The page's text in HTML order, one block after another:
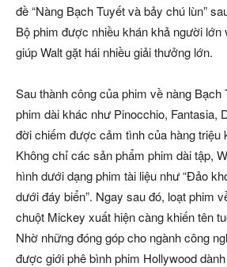
đề “Nàng Bạch Tuyết và bảy chú lùn”
Bộ phim được nhiều khán khả người lớn
giúp Walt gặt hái nhiều giải thưởng lớn.
Sau thành công của phim về nàng Bạch
phim dài khác như Pinocchio, Fantasia,
đời chiếm được cảm tình của hàng triệu
Không chỉ các sản phẩm phim dài tập,
hình dưới dạng phim tài liệu như “Đảo
dưới đáy biển”. Ngay sau đó, loạt phim
chuột Mickey xuất hiện càng khiến tên
Nhờ những đóng góp cho ngành công
được giới phê bình phim Hollywood